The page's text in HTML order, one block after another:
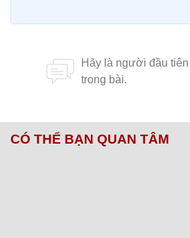
CÓ THỂ BẠN QUAN TÂM